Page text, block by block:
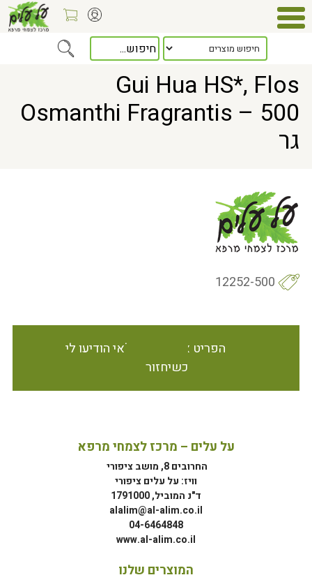
Home > Gui Hua HS*, Flos Osmanthi Fragrantis – 500 גר
Gui Hua HS*, Flos
Osmanthi Fragrantis – 500
גר
12252-500
הפריט אינו זמין במלאי הודיעו לי
כשיחזור
על עלים – מרכז לצמחי מרפא
החרובים 8, מושב ציפורי
וויז: על עלים ציפורי
ד"נ המוביל, 1791000
alalim@al-alim.co.il
04-6464848
www.al-alim.co.il
המוצרים שלנו